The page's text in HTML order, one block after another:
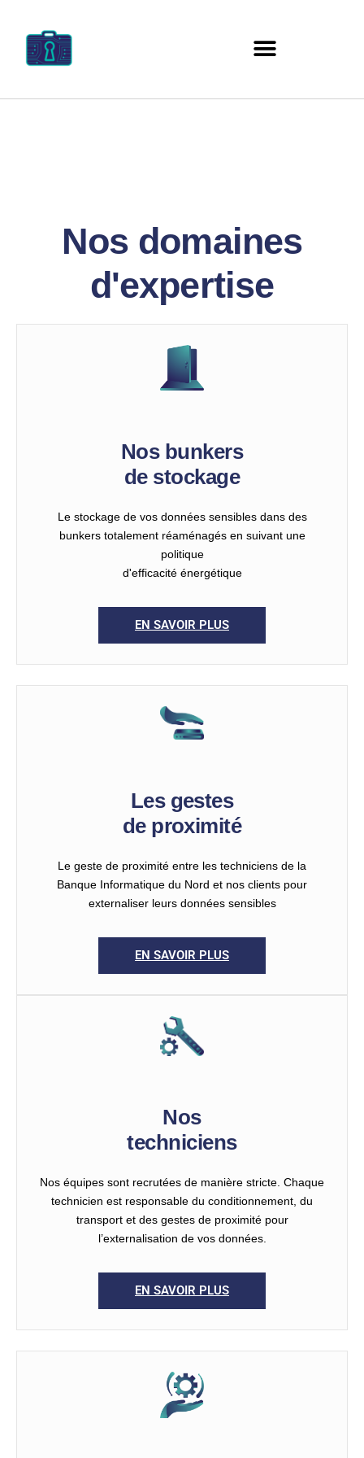
Nos domaines
d'expertise
Nos bunkers
de stockage
Le stockage de vos données sensibles dans des
bunkers totalement réaménagés en suivant une
politique
d'efficacité énergétique
EN SAVOIR PLUS
Les gestes
de proximité
Le geste de proximité entre les techniciens de la
Banque Informatique du Nord et nos clients pour
externaliser leurs données sensibles
EN SAVOIR PLUS
Nos
techniciens
Nos équipes sont recrutées de manière stricte. Chaque
technicien est responsable du conditionnement, du
transport et des gestes de proximité pour
l’externalisation de vos données.
EN SAVOIR PLUS